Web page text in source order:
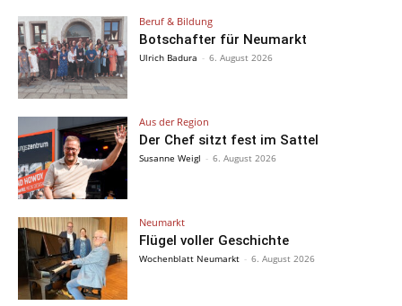
Beruf & Bildung
Botschafter für Neumarkt
Ulrich Badura - 6. August 2026
Aus der Region
Der Chef sitzt fest im Sattel
Susanne Weigl - 6. August 2026
Neumarkt
Flügel voller Geschichte
Wochenblatt Neumarkt - 6. August 2026